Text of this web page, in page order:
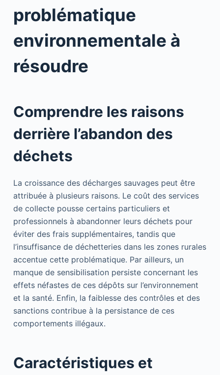
problématique
environnementale à
résoudre
Comprendre les raisons
derrière l’abandon des
déchets
La croissance des décharges sauvages peut être
attribuée à plusieurs raisons. Le coût des services
de collecte pousse certains particuliers et
professionnels à abandonner leurs déchets pour
éviter des frais supplémentaires, tandis que
l’insuffisance de déchetteries dans les zones rurales
accentue cette problématique. Par ailleurs, un
manque de sensibilisation persiste concernant les
effets néfastes de ces dépôts sur l’environnement
et la santé. Enfin, la faiblesse des contrôles et des
sanctions contribue à la persistance de ces
comportements illégaux.
Caractéristiques et